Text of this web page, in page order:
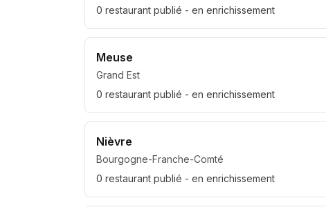
0 restaurant publié - en enrichissement
Meuse
Grand Est
0 restaurant publié - en enrichissement
Nièvre
Bourgogne-Franche-Comté
0 restaurant publié - en enrichissement